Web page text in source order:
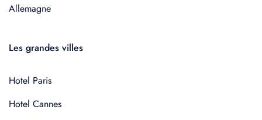
Allemagne
Les grandes villes
Hotel Paris
Hotel Cannes